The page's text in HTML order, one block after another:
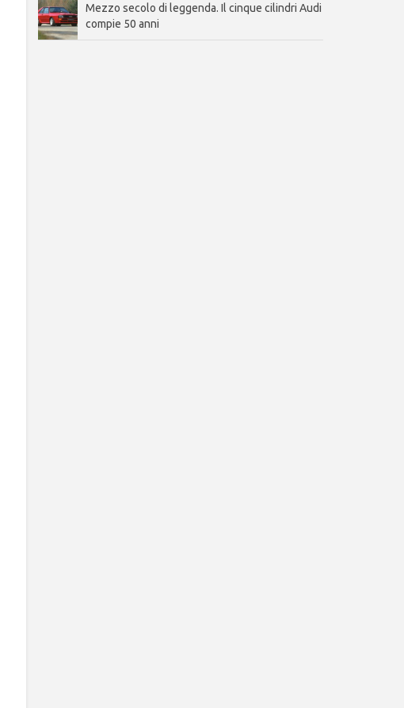
Mezzo secolo di leggenda. Il cinque cilindri Audi
compie 50 anni